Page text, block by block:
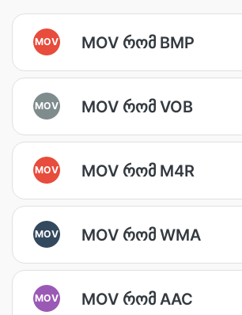
MOV MOV რომ BMP
MOV MOV რომ VOB
MOV MOV რომ M4R
MOV MOV რომ WMA
MOV MOV რომ AAC